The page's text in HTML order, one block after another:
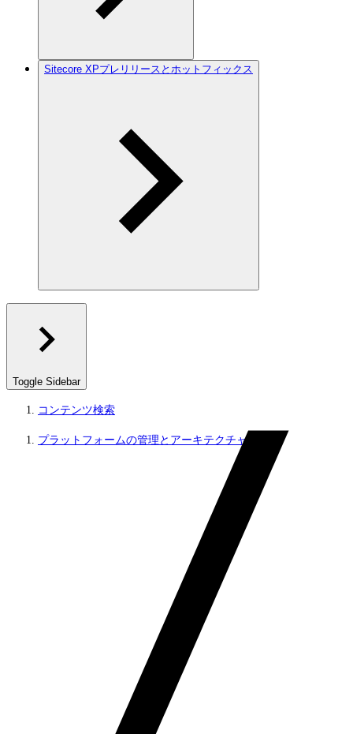
Sitecore XPプレリリースとホットフィックス
Toggle Sidebar
コンテンツ検索
プラットフォームの管理とアーキテクチャ